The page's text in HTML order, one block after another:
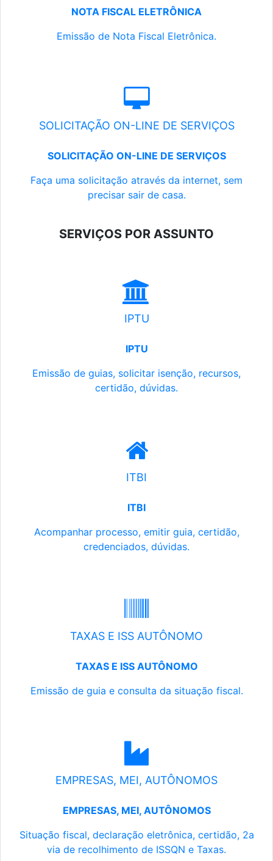
NOTA FISCAL ELETRÔNICA
Emissão de Nota Fiscal Eletrônica.
SOLICITAÇÃO ON-LINE DE SERVIÇOS
SOLICITAÇÃO ON-LINE DE SERVIÇOS
Faça uma solicitação através da internet, sem
precisar sair de casa.
SERVIÇOS POR ASSUNTO
IPTU
IPTU
Emissão de guias, solicitar isenção, recursos,
certidão, dúvidas.
ITBI
ITBI
Acompanhar processo, emitir guia, certidão,
credenciados, dúvidas.
TAXAS E ISS AUTÔNOMO
TAXAS E ISS AUTÔNOMO
Emissão de guia e consulta da situação fiscal.
EMPRESAS, MEI, AUTÔNOMOS
EMPRESAS, MEI, AUTÔNOMOS
Situação fiscal, declaração eletrônica, certidão, 2a
via de recolhimento de ISSQN e Taxas.